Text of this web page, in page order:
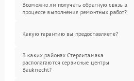
Возможно ли получать обратную связь в
процессе выполнения ремонтных работ?
Какую гарантию вы предоставляете?
В каких районах Стерлитамака
располагаются сервисные центры
Bauknecht?